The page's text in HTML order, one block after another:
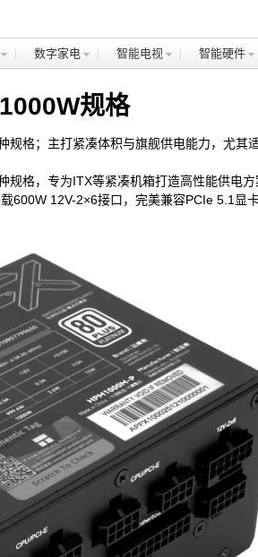
数字家电 智能电视 智能硬件
规格
格；主打紧凑体积与旗舰供电能力，尤其
格，专为ITX等紧凑机箱打造高性能供电
600W 12V-2×6接口，完美兼容PCIe 5.1